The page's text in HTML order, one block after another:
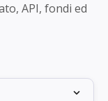
API, fondi ed